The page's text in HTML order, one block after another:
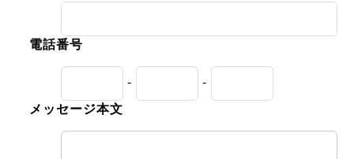
電話番号
-
-
メッセージ本文